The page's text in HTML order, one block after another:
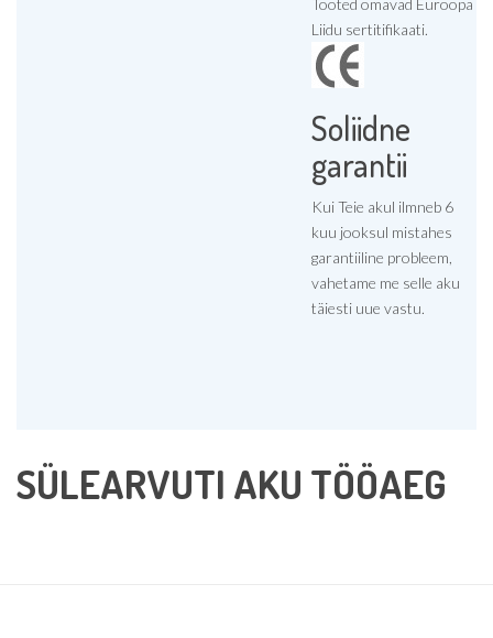
SÜLEARVUTI AKU TÖÖAEG
Tooted omavad Euroopa
Liidu sertitifikaati.
Soliidne
garantii
Kui Teie akul ilmneb 6
kuu jooksul mistahes
garantiiline probleem,
vahetame me selle aku
täiesti uue vastu.